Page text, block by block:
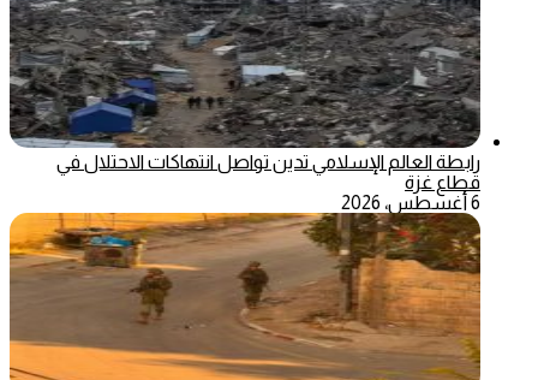
رابطة العالم الإسلامي تدين تواصل انتهاكات الاحتلال في
قطاع غزة
6 أغسطس، 2026